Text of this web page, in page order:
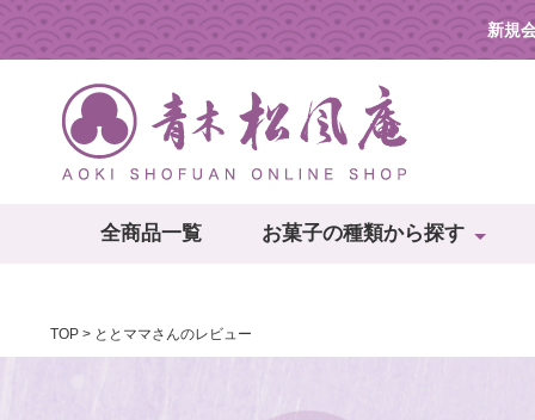
新規
全商品一覧 お菓子の種類から探す
TOP ととママさんのレビュー